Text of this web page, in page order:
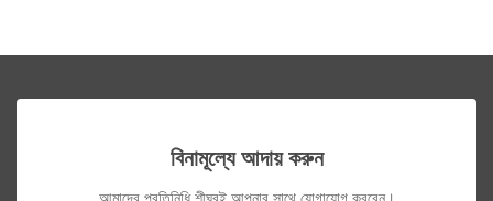
বিনামূল্যে আদায় করুন